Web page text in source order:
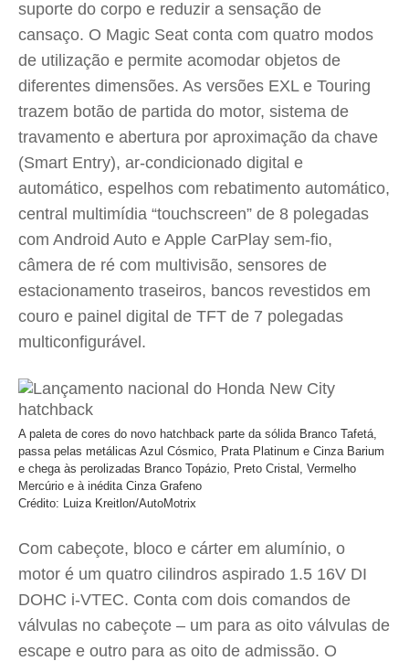
suporte do corpo e reduzir a sensação de
cansaço. O Magic Seat conta com quatro modos
de utilização e permite acomodar objetos de
diferentes dimensões. As versões EXL e Touring
trazem botão de partida do motor, sistema de
travamento e abertura por aproximação da chave
(Smart Entry), ar-condicionado digital e
automático, espelhos com rebatimento automático,
central multimídia “touchscreen” de 8 polegadas
com Android Auto e Apple CarPlay sem-fio,
câmera de ré com multivisão, sensores de
estacionamento traseiros, bancos revestidos em
couro e painel digital de TFT de 7 polegadas
multiconfigurável.
A paleta de cores do novo hatchback parte da sólida Branco Tafetá,
passa pelas metálicas Azul Cósmico, Prata Platinum e Cinza Barium
e chega às perolizadas Branco Topázio, Preto Cristal, Vermelho
Mercúrio e à inédita Cinza Grafeno
Crédito: Luiza Kreitlon/AutoMotrix
Com cabeçote, bloco e cárter em alumínio, o
motor é um quatro cilindros aspirado 1.5 16V DI
DOHC i-VTEC. Conta com dois comandos de
válvulas no cabeçote – um para as oito válvulas de
escape e outro para as oito de admissão. O